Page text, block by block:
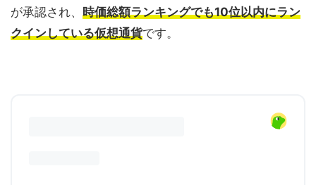
が承認され、 時価総額ランキングでも10位以内にラン
クインしている仮想通貨です。